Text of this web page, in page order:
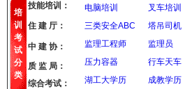
培
训
考
试
分
类
技能培训： 电脑培训 叉车培训
三类安全ABC
塔吊司机
监理工程师
监理员
压力容器
行车天车
湖工大学历
成教学历
住 建 厅：
中 建 协：
质 监 局：
综合考试：